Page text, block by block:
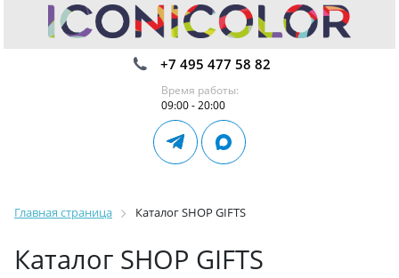
+7 495 477 58 82
Время работы:
09:00 - 20:00
Главная страница Каталог SHOP GIFTS
Каталог SHOP GIFTS